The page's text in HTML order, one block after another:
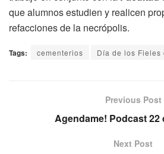
que alumnos estudien y realicen
refacciones de la necrópolis.
Tags: cementerios Día de los Fieles
Previous Post
Agendame! Podcast 22
Next Post